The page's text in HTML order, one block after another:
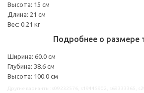
Высота: 15 см
Длина: 21 см
Вес: 0.21 кг
Подробнее о размере
Ширина: 60.0 см
Глубина: 38.6 см
Высота: 100.0 см